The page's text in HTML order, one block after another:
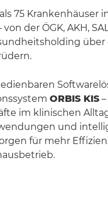
75 Krankenhäuser
der ÖGK, AKH,
über
ORBIS KIS
im klinischen
und
für mehr